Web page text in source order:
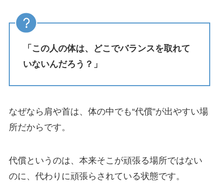
「この人の体は、どこでバランスを取れて
いないんだろう？」
なぜなら肩や首は、体の中でも“代償”が出やすい場
所だからです。
代償というのは、本来そこが頑張る場所ではない
のに、代わりに頑張らされている状態です。